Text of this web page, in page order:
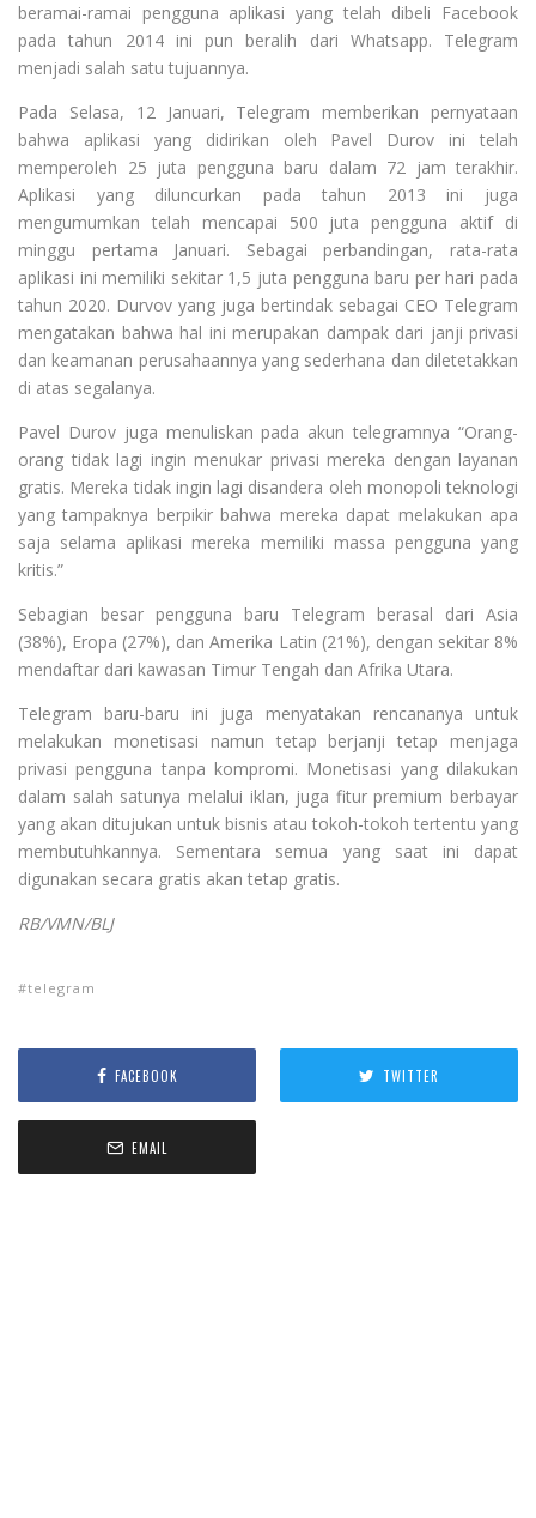
beramai-ramai pengguna aplikasi yang telah dibeli Facebook
pada tahun 2014 ini pun beralih dari Whatsapp. Telegram
menjadi salah satu tujuannya.
Pada Selasa, 12 Januari, Telegram memberikan pernyataan
bahwa aplikasi yang didirikan oleh Pavel Durov ini telah
memperoleh 25 juta pengguna baru dalam 72 jam terakhir.
Aplikasi yang diluncurkan pada tahun 2013 ini juga
mengumumkan telah mencapai 500 juta pengguna aktif di
minggu pertama Januari. Sebagai perbandingan, rata-rata
aplikasi ini memiliki sekitar 1,5 juta pengguna baru per hari pada
tahun 2020. Durvov yang juga bertindak sebagai CEO Telegram
mengatakan bahwa hal ini merupakan dampak dari janji privasi
dan keamanan perusahaannya yang sederhana dan diletetakkan
di atas segalanya.
Pavel Durov juga menuliskan pada akun telegramnya “Orang-
orang tidak lagi ingin menukar privasi mereka dengan layanan
gratis. Mereka tidak ingin lagi disandera oleh monopoli teknologi
yang tampaknya berpikir bahwa mereka dapat melakukan apa
saja selama aplikasi mereka memiliki massa pengguna yang
kritis.”
Sebagian besar pengguna baru Telegram berasal dari Asia
(38%), Eropa (27%), dan Amerika Latin (21%), dengan sekitar 8%
mendaftar dari kawasan Timur Tengah dan Afrika Utara.
Telegram baru-baru ini juga menyatakan rencananya untuk
melakukan monetisasi namun tetap berjanji tetap menjaga
privasi pengguna tanpa kompromi. Monetisasi yang dilakukan
dalam salah satunya melalui iklan, juga fitur premium berbayar
yang akan ditujukan untuk bisnis atau tokoh-tokoh tertentu yang
membutuhkannya. Sementara semua yang saat ini dapat
digunakan secara gratis akan tetap gratis.
RB/VMN/BLJ
telegram
FACEBOOK TWITTER
EMAIL